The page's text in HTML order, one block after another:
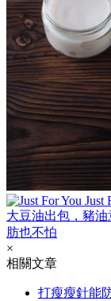
Just
大豆油出包，豬
肪也不怕
×
相關文章
打瘦瘦針能